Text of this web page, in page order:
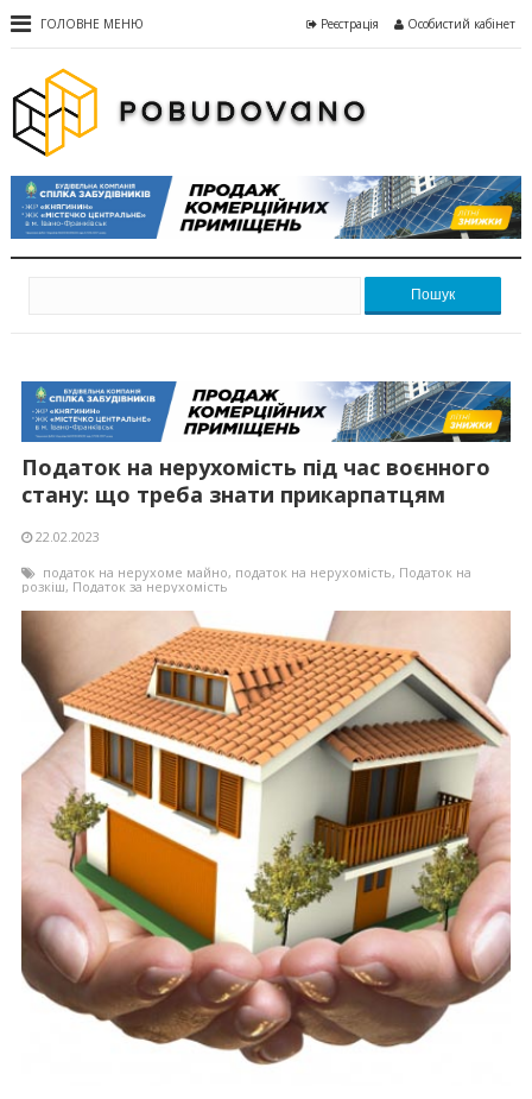
ГОЛОВНЕ МЕНЮ Реєстрація Особистий кабінет
Пошук
Податок на нерухомість під час воєнного
стану: що треба знати прикарпатцям
22.02.2023
податок на нерухоме майно, податок на нерухомість, Податок на
розкіш, Податок за нерухомість